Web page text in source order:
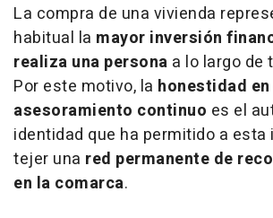
La compra de una vivienda
habitual la mayor inversión
realiza una persona a lo largo de
Por este motivo, la honestidad
asesoramiento continuo es el
identidad que ha permitido a esta
tejer una red permanente de
en la comarca.